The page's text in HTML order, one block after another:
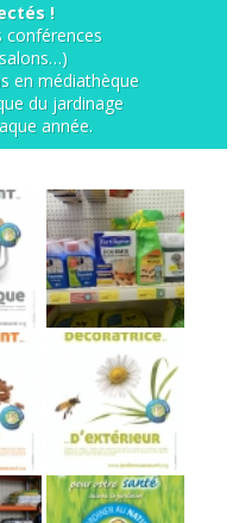
!
conférences
en médiathèque
du jardinage
année.